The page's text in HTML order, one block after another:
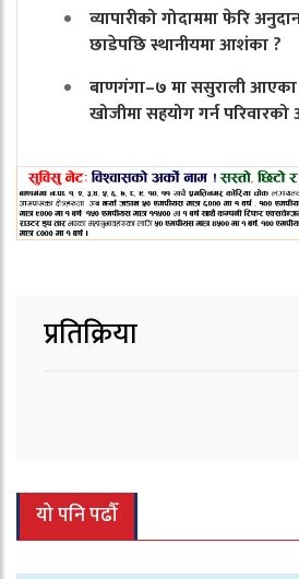
व्यापारीको गोदाममा फेरि
छाडेपछि स्थानीयमा आशंका ?
बाणगंगा–७ मा ससुराली आएका
खोजीमा सहयोग गर्न
प्रतिक्रिया
यो पनि पढौँ